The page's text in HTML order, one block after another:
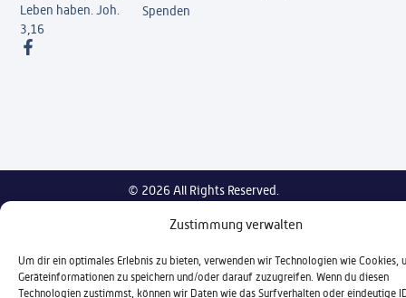
Zustimmung verwalten
Um dir ein optimales Erlebnis zu bieten, verwenden wir Technologien wie Cookies,
Geräteinformationen zu speichern und/oder darauf zuzugreifen. Wenn du diesen
Technologien zustimmst, können wir Daten wie das Surfverhalten oder eindeutige
Leben haben. Joh.
3,16
Spenden
© 2026 All Rights Reserved.